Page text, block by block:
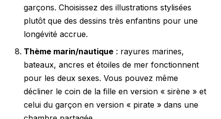
garçons. Choisissez des illustrations stylisées
plutôt que des dessins très enfantins pour une
longévité accrue.
Thème marin/nautique : rayures marines,
bateaux, ancres et étoiles de mer fonctionnent
pour les deux sexes. Vous pouvez même
décliner le coin de la fille en version « sirène » et
celui du garçon en version « pirate » dans une